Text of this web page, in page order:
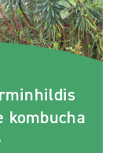
kombucha